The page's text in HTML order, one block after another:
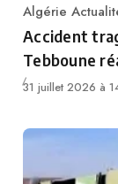
Category
Algérie
Accident
Tebboune
31 juillet 2026 à